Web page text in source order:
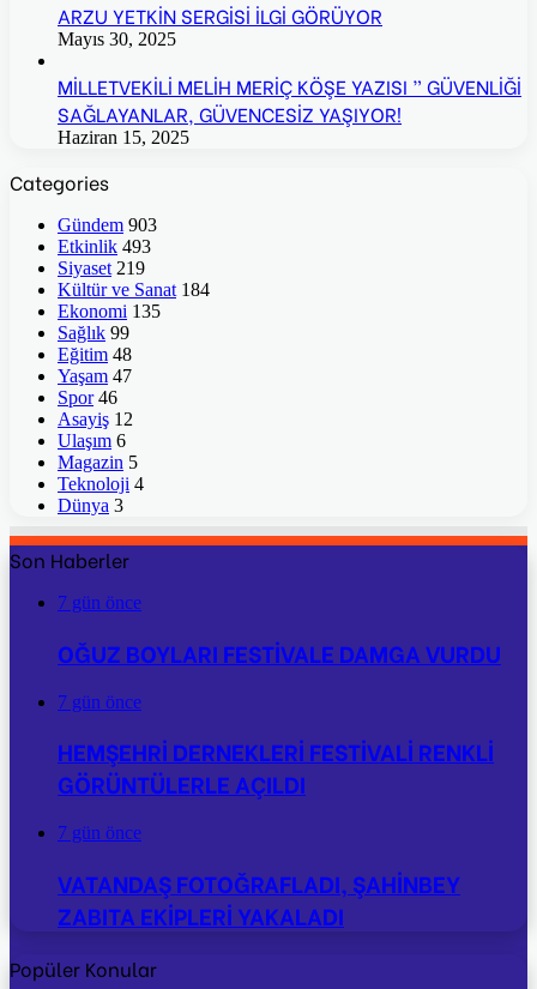
ARZU YETKİN SERGİSİ İLGİ GÖRÜYOR
Mayıs 30, 2025
MİLLETVEKİLİ MELİH MERİÇ KÖŞE YAZISI ” GÜVENLİĞİ
SAĞLAYANLAR, GÜVENCESİZ YAŞIYOR!
Haziran 15, 2025
Categories
Gündem 903
Etkinlik 493
Siyaset 219
Kültür ve Sanat 184
Ekonomi 135
Sağlık 99
Eğitim 48
Yaşam 47
Spor 46
Asayiş 12
Ulaşım 6
Magazin 5
Teknoloji 4
Dünya 3
Son Haberler
7 gün önce
OĞUZ BOYLARI FESTİVALE DAMGA VURDU
7 gün önce
HEMŞEHRİ DERNEKLERİ FESTİVALİ RENKLİ
GÖRÜNTÜLERLE AÇILDI
7 gün önce
VATANDAŞ FOTOĞRAFLADI, ŞAHİNBEY
ZABITA EKİPLERİ YAKALADI
Popüler Konular